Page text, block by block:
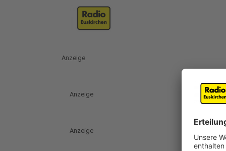
Anzeige
Anzeige
Anzeige